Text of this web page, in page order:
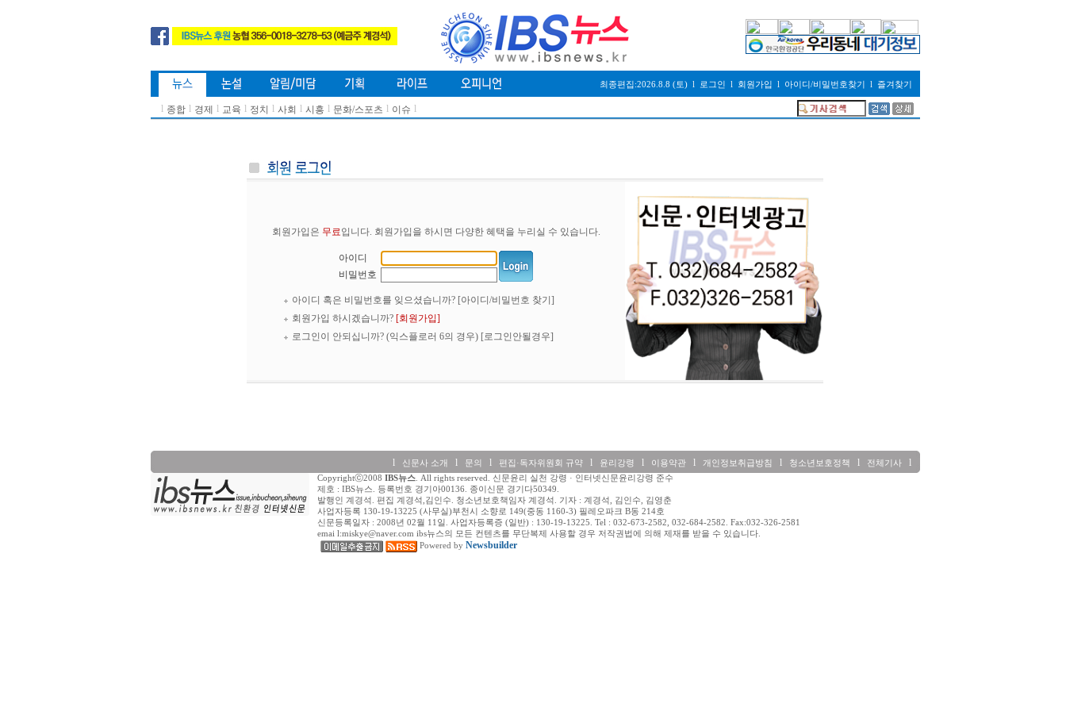
최종편집:2026.8.8 (토) l 로그인 l 회원가입 l 아이디/비밀번호찾기 l 즐겨찾기
l 종합 l 경제 l 교육 l 정치 l 사회 l 시흥 l 문화/스포츠 l 이슈 l
회원가입은 무료입니다. 회원가입을 하시면 다양한 혜택을 누리실 수 있습니다.
아이디
비밀번호
아이디 혹은 비밀번호를 잊으셨습니까? [아이디/비밀번호 찾기]
회원가입 하시겠습니까? [회원가입]
로그인이 안되십니까? (익스플로러 6의 경우) [로그인안될경우]
l 신문사 소개 l 문의 l 편집·독자위원회 규약l 윤리강령 l 이용약관l 개인정보취급방침 l 청소년보호정책 l 전체기사l
Copyrightⓒ2008 IBS뉴스. All rights reserved. 신문윤리 실천 강령 · 인터넷신문윤리강령 준수
제호 : IBS뉴스. 등록번호 경기아00136. 종이신문 경기다50349.
발행인 계경석. 편집 계경석,김인수. 청소년보호책임자 계경석. 기자 : 계경석, 김인수, 김영춘
사업자등록 130-19-13225 (사무실)부천시 소향로 149(중동 1160-3) 필레오파크 B동 214호
신문등록일자 : 2008년 02월 11일. 사업자등록증 (일반) : 130-19-13225. Tel : 032-673-2582, 032-684-2582. Fax:032-326-2581
emai l:miskye@naver.com ibs뉴스의 모든 컨텐츠를 무단복제 사용할 경우 저작권법에 의해 제재를 받을 수 있습니다.
Powered by Newsbuilder